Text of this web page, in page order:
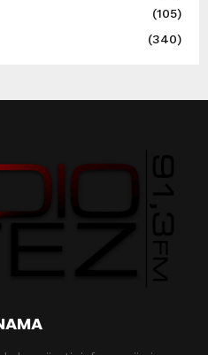
(105)
(340)